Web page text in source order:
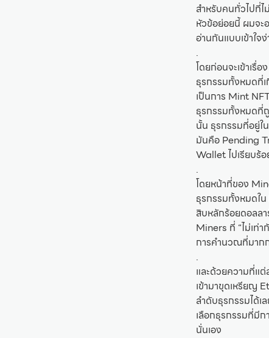
สำหรับคนทั่วไปที่ไ
หัวข้อย่อยนี้ ผมจะ
อ่านกันแบบเข้าใจ
.
โดยก่อนจะเข้าเรื่
ธุรกรรมทั้งหมดที่เ
เป็นการ Mint
ธุรกรรมทั้งหมดที่
นั้น ธุรกรรมที่อยู่ใ
มันคือ Pending
Wallet ไปเรียบร้
.
โดยหน้าที่ของ
ธุรกรรมทั้งหมดใ
สิบหลักร้อยดอลล
Miners ที่ “ไม่เท่
การคำนวณที่มาก
.
และด้วยความที่แ
เข้ามาขุดเหรียญ
ลำดับธุรกรรมได้เ
เลือกธุรกรรมที่มีก
นั่นเอง